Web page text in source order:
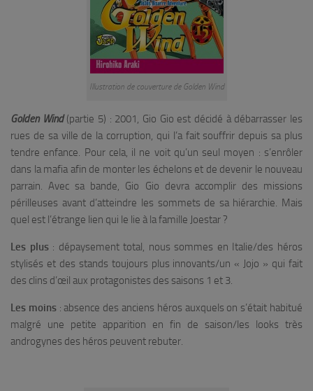
Illustration de couverture de Golden Wind
Golden Wind(partie 5) : 2001, Gio Gio est décidé à débarrasser les
rues de sa ville de la corruption, qui l’a fait souffrir depuis sa plus
tendre enfance. Pour cela, il ne voit qu’un seul moyen : s’enrôler
dans la mafia afin de monter les échelons et de devenir le nouveau
parrain. Avec sa bande, Gio Gio devra accomplir des missions
périlleuses avant d’atteindre les sommets de sa hiérarchie. Mais
quel est l’étrange lien qui le lie à la famille Joestar ?
Les plus: dépaysement total, nous sommes en Italie/des héros
stylisés et des stands toujours plus innovants/un « Jojo » qui fait
des clins d’œil aux protagonistes des saisons 1 et 3.
Les moins: absence des anciens héros auxquels on s’était habitué
malgré une petite apparition en fin de saison/les looks très
androgynes des héros peuvent rebuter.